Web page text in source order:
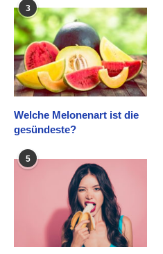
3
Welche Melonenart ist die
gesündeste?
5